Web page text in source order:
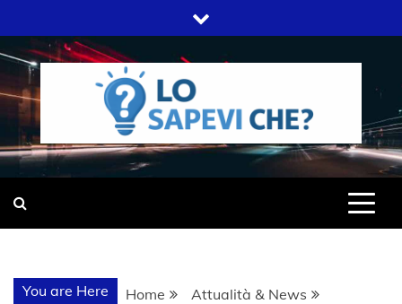
to
content
LO SAPEVI
CHE?
SITO WEB DEL GRUPPO LIFELIVE
You are Here Home
Attualità & News